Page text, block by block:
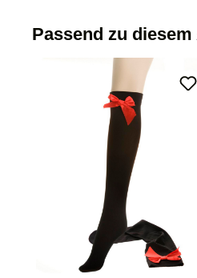
Passend zu